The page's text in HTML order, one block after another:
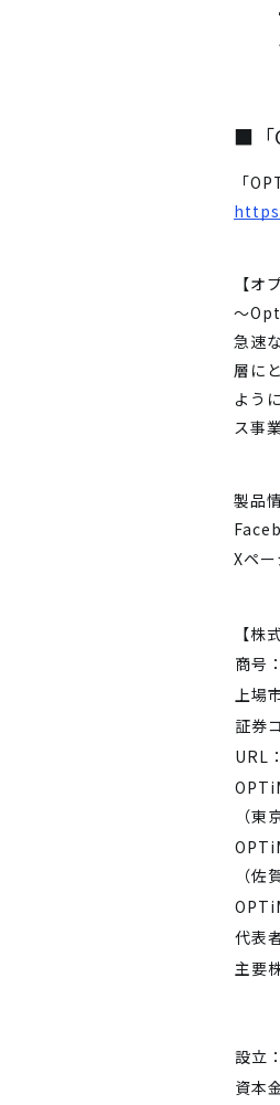
■「
「
【オ
～
急速
層に
よう
ス事
製品
Xペー
【株
商号：
上場
証券
URL：
（東
（佐
代表
主要
設立：
資本